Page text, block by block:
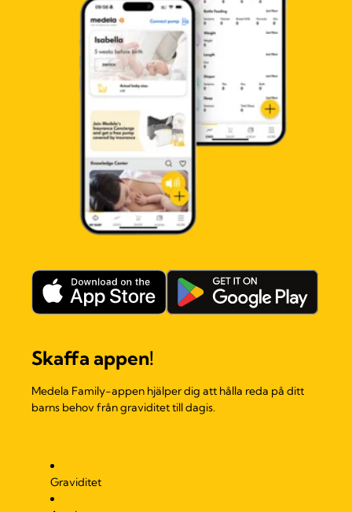
Skaffa appen!
Medela Family-appen hjälper dig att hålla reda på ditt
barns behov från graviditet till dagis.
Graviditet